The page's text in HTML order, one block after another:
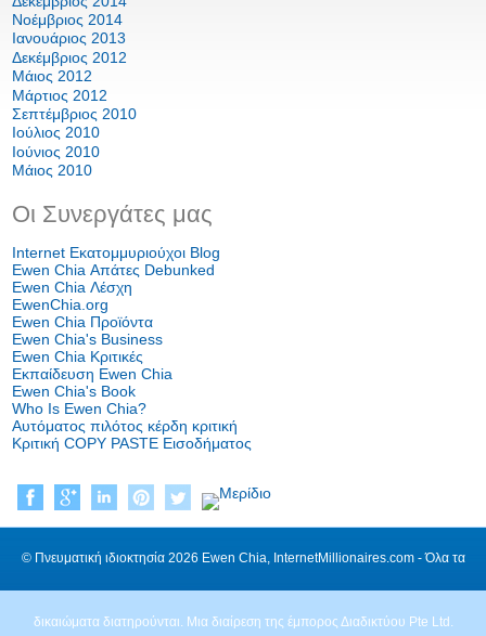
Νοέμβριος 2014
Ιανουάριος 2013
Δεκέμβριος 2012
Μάιος 2012
Μάρτιος 2012
Σεπτέμβριος 2010
Ιούλιος 2010
Ιούνιος 2010
Μάιος 2010
Οι Συνεργάτες μας
Internet Εκατομμυριούχοι Blog
Ewen Chia Απάτες Debunked
Ewen Chia Λέσχη
EwenChia.org
Ewen Chia Προϊόντα
Ewen Chia's Business
Ewen Chia Κριτικές
Εκπαίδευση Ewen Chia
Ewen Chia's Book
Who Is Ewen Chia?
Αυτόματος πιλότος κέρδη κριτική
Κριτική COPY PASTE Εισοδήματος
© Πνευματική ιδιοκτησία 2026 Ewen Chia, InternetMillionaires.com - Όλα τα
δικαιώματα διατηρούνται. Μια διαίρεση της έμπορος Διαδικτύου Pte Ltd.